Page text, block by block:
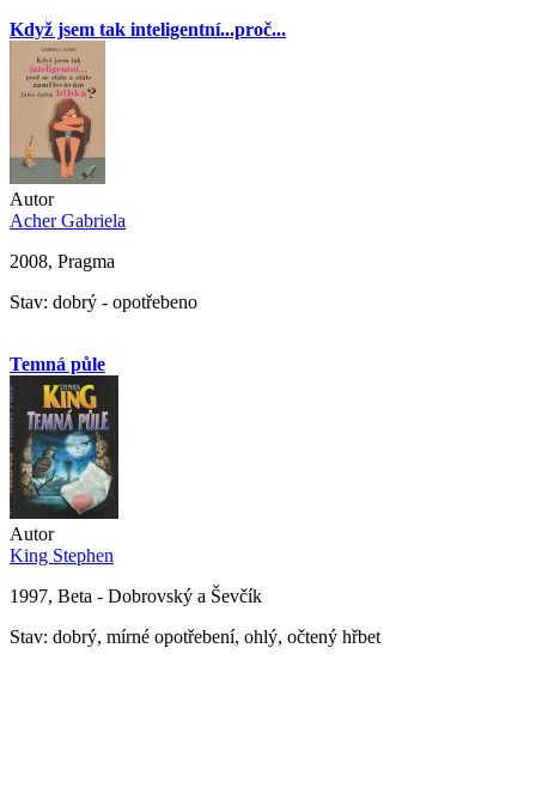
Když jsem tak inteligentní...proč...
Autor
Acher Gabriela
2008, Pragma
Stav: dobrý - opotřebeno
Temná půle
Autor
King Stephen
1997, Beta - Dobrovský a Ševčík
Stav: dobrý, mírné opotřebení, ohlý, očtený hřbet